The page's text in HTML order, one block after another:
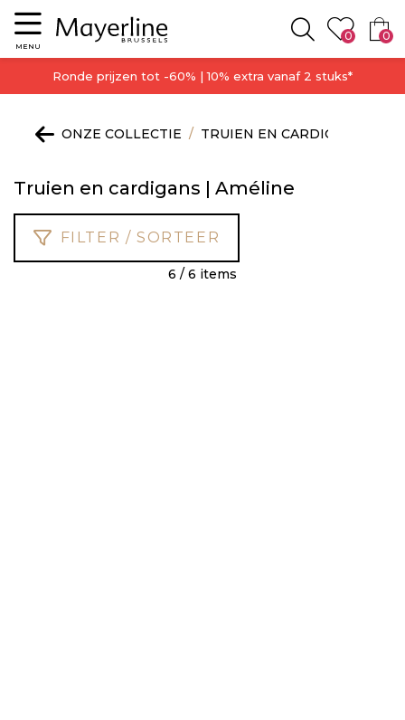
Menu
MENU Zoeken
0 0
Ronde prijzen tot -60% | 10% extra vanaf 2 stuks*
ONZE COLLECTIE TRUIEN EN CARDIGANS
Truien en cardigans | Améline
FILTER / SORTEER
6 / 6 items